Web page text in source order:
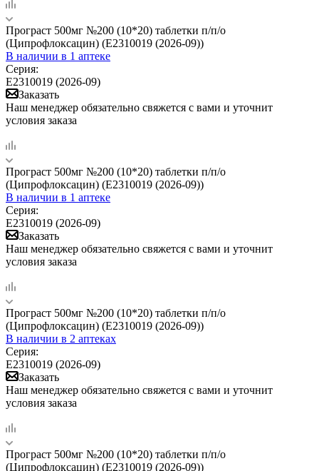
Програст 500мг №200 (10*20) таблетки п/п/о
(Ципрофлоксацин) (Е2310019 (2026-09))
В наличии в 1 аптеке
Серия:
Е2310019 (2026-09)
Заказать
Наш менеджер обязательно свяжется с вами и уточнит
условия заказа
Програст 500мг №200 (10*20) таблетки п/п/о
(Ципрофлоксацин) (Е2310019 (2026-09))
В наличии в 1 аптеке
Серия:
Е2310019 (2026-09)
Заказать
Наш менеджер обязательно свяжется с вами и уточнит
условия заказа
Програст 500мг №200 (10*20) таблетки п/п/о
(Ципрофлоксацин) (Е2310019 (2026-09))
В наличии в 2 аптеках
Серия:
Е2310019 (2026-09)
Заказать
Наш менеджер обязательно свяжется с вами и уточнит
условия заказа
Програст 500мг №200 (10*20) таблетки п/п/о
(Ципрофлоксацин) (Е2310019 (2026-09))